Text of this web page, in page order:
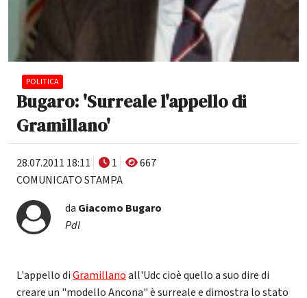
POLITICA
Bugaro: 'Surreale l'appello di
Gramillano'
28.07.2011 18:11 1
667
COMUNICATO STAMPA
da Giacomo Bugaro
Pdl
L'appello diGramillanoall'Udc cioè quello a suo dire di
creare un "modello Ancona" è surreale e dimostra lo stato